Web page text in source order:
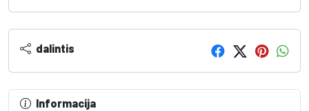
dalintis
Informacija